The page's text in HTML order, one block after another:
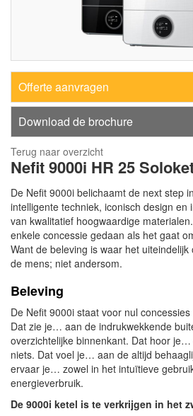
Offerte aanvragen
Download de brochure
Terug naar overzicht
Nefit9000i HR 25
De Nefit 9000i belichaamt de next step
intelligente techniek, iconisch design en
van kwalitatief hoogwaardige
enkele concessie gedaan als het gaat
Want de beleving is waar het
de mens; niet andersom.
Beleving
De Nefit 9000i staat voor nul
Dat zie je… aan de indrukwekkende
overzichtelijke binnenkant. Dat hoor
niets. Dat voel je… aan de altijd
ervaar je… zowel in het intuïtieve
energieverbruik.
De 9000i ketel is te verkrijgen in het